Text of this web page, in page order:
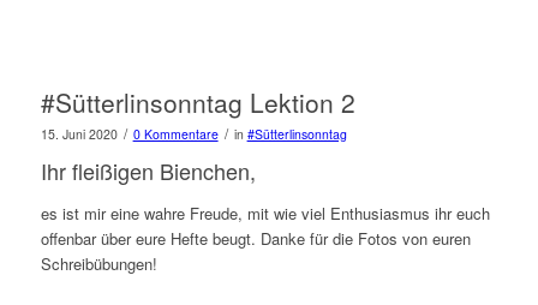
#Sütterlinsonntag Lektion 2
15. Juni 2020 / 0 Kommentare / in #Sütterlinsonntag
Ihr fleißigen Bienchen,
es ist mir eine wahre Freude, mit wie viel Enthusiasmus ihr euch
offenbar über eure Hefte beugt. Danke für die Fotos von euren
Schreibübungen!